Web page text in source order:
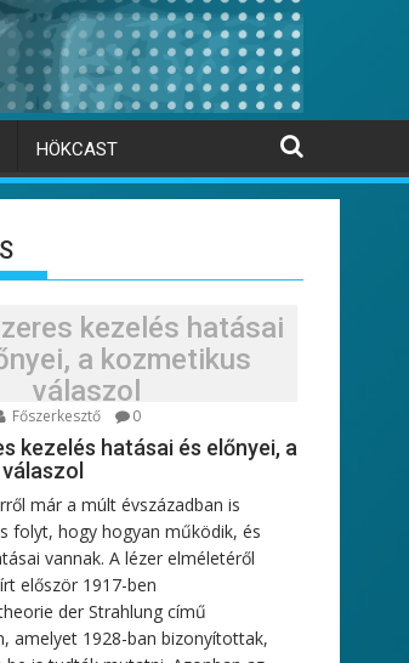
HÖKCAST
kezelés hatásai
a kozmetikus
válaszol
Főszerkesztő 0
kezelés hatásai és előnyei, a
már a múlt évszázadban is
folyt, hogy hogyan működik, és
vannak. A lézer elméletéről
először 1917-ben
der Strahlung című
amelyet 1928-ban bizonyítottak,